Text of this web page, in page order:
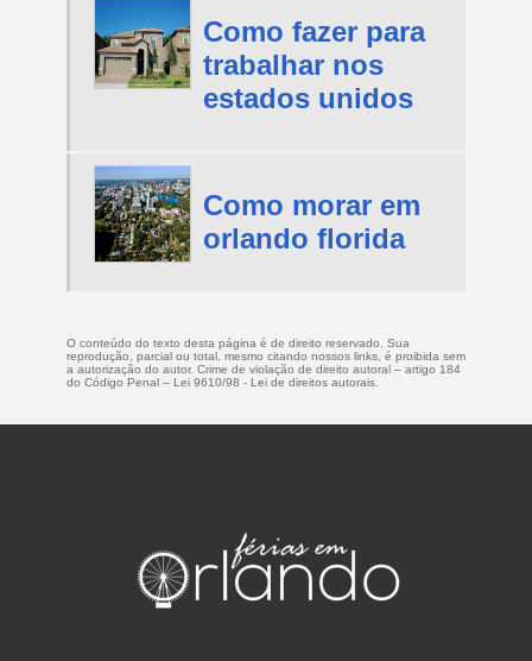
Como fazer para
trabalhar nos
estados unidos
Como morar em
orlando florida
O conteúdo do texto desta página é de direito reservado. Sua
reprodução, parcial ou total, mesmo citando nossos links, é proibida sem
a autorização do autor. Crime de violação de direito autoral – artigo 184
do Código Penal – Lei 9610/98 - Lei de direitos autorais